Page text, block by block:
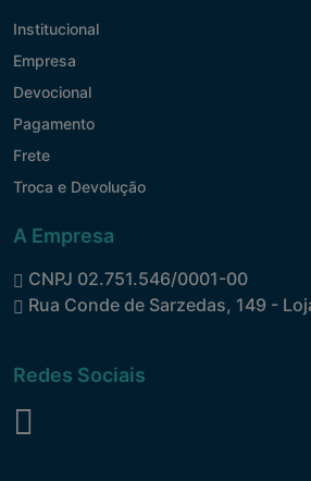
Institucional
Empresa
Devocional
Pagamento
Frete
Troca e Devolução
A Empresa
CNPJ 02.751.546/0001-00
Rua Conde de Sarzedas, 149 -
Redes Sociais